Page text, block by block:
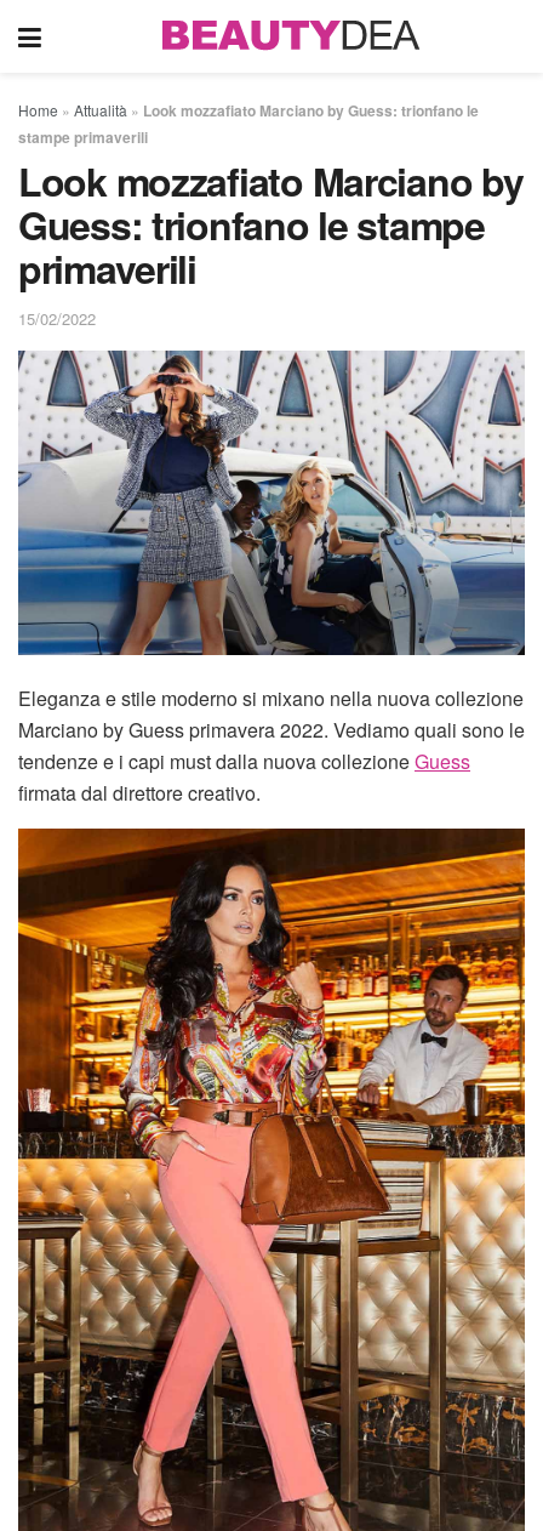
Home » Attualità » Look mozzafiato Marciano by Guess: trionfano le
stampe primaverili
Look mozzafiato Marciano by
Guess: trionfano le stampe
primaverili
15/02/2022
Eleganza e stile moderno si mixano nella nuova collezione
Marciano by Guess primavera 2022. Vediamo quali sono le
tendenze e i capi must dalla nuova collezioneGuess
firmata dal direttore creativo.